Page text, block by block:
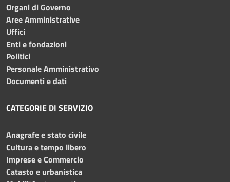
Organi di Governo
Aree Amministrative
Uffici
Enti e fondazioni
Politici
Personale Amministrativo
Documenti e dati
CATEGORIE DI SERVIZIO
Anagrafe e stato civile
Cultura e tempo libero
Imprese e Commercio
Catasto e urbanistica